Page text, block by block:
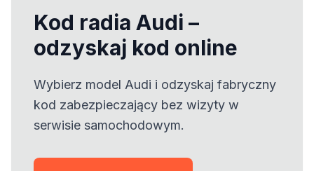
Kod radia Audi –
odzyskaj kod online
Wybierz model Audi i odzyskaj fabryczny
kod zabezpieczający bez wizyty w
serwisie samochodowym.